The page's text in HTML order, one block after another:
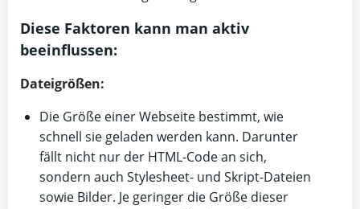
Diese Faktoren kann man aktiv
beeinflussen:
Dateigrößen:
Die Größe einer Webseite bestimmt, wie
schnell sie geladen werden kann. Darunter
fällt nicht nur der HTML-Code an sich,
sondern auch Stylesheet- und Skript-Dateien
sowie Bilder. Je geringer die Größe dieser